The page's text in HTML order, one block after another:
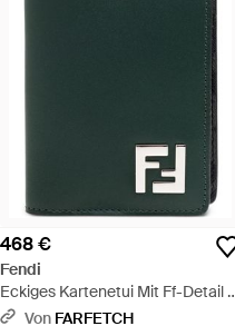
468 €
Fendi
Eckiges Kartenetui Mit Ff-Detail -
GrünVon FARFETCH